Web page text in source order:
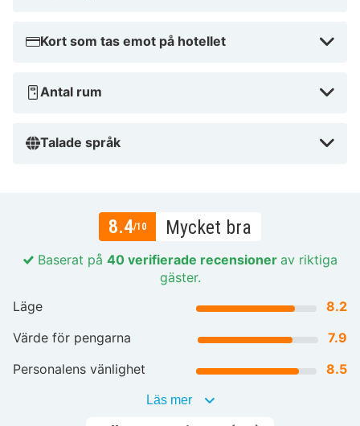
Kort som tas emot på hotellet
Antal rum
Talade språk
8.4/10 Mycket bra
Baserat på 40 verifierade recensioner av riktiga
gäster.
Läge
8.2
Värde för pengarna
7.9
Personalens vänlighet
8.5
Läs mer